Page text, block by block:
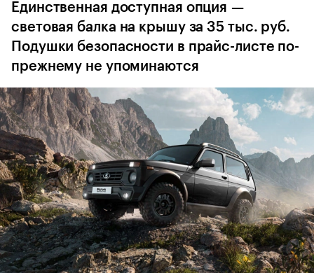
Единственная доступная опция —
световая балка на крышу за 35 тыс. руб.
Подушки безопасности в прайс-листе по-
прежнему не упоминаются